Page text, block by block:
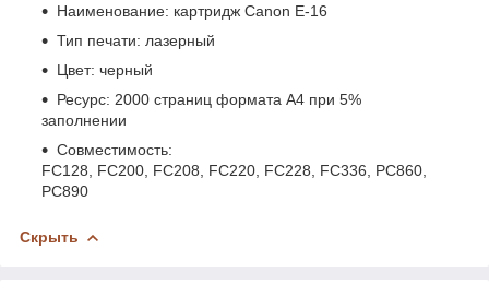
Наименование: картридж Canon E-16
Тип печати: лазерный
Цвет: черный
Ресурс: 2000 страниц формата А4 при 5%
заполнении
Совместимость:
FC128, FC200, FC208, FC220, FC228, FC336, PC860,
PC890
Скрыть